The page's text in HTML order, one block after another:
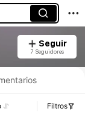
Seguir
7 Seguidores
Filtros